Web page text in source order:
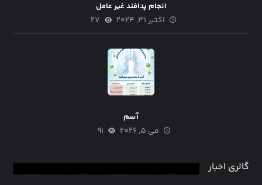
انجام پدافند غیر عامل
اکتبر ۳۱, ۲۰۲۴ ۲۷
آسم
می ۵, ۲۰۲۶ ۹۱
گالری اخبار